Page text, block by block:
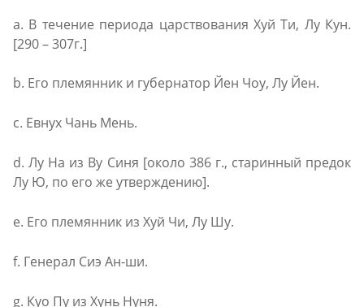
a. В течение периода царствования Хуй Ти, Лy Кун.
[290 – 307г.]
b. Его племянник и губернатор Йен Чоу, Лy Йен.
c. Евнух Чань Мень.
d. Лу На из Ву Синя [около 386 г., старинный предок
Лу Ю, по его же утверждению].
e. Его племянник из Хуй Чи, Лу Шу.
f. Генерал Сиэ Ан-ши.
g. Куо Пу из Хунь Нуня.